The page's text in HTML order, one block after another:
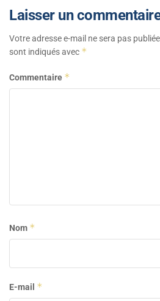
Laisser un
Votre adresse e-mail ne sera pas
sont indiqués avec *
Commentaire *
Nom *
E-mail *